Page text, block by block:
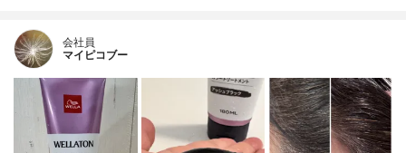
会社員
マイピコブー